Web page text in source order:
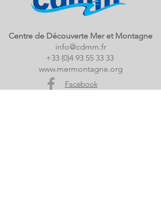
Centre de Découverte Mer et Montagne
info@cdmm.fr
+33 (0)4 93 55 33 33
www.mermontagne.org
Facebook